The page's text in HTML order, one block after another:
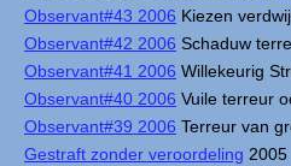
Observant#43 2006 Kiezen
Observant#42 2006 Schaduw
Observant#41 2006 Willekeurig
Observant#40 2006 Vuile terreur
Observant#39 2006 Terreur van
Gestraft zonder veroordeling 2005